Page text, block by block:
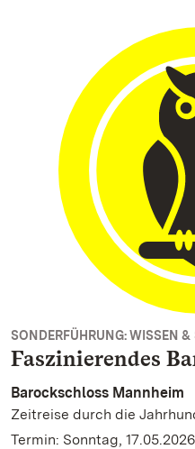
SONDERFÜHRUNG: WISSEN &
Faszinierendes
Barockschloss Mannheim
Zeitreise durch die
Termin: Sonntag,